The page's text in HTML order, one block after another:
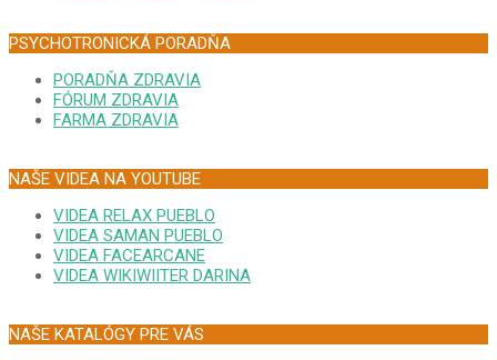
PSYCHOTRONICKÁ PORADŇA
PORADŇA ZDRAVIA
FÓRUM ZDRAVIA
FARMA ZDRAVIA
NAŠE VIDEA NA YOUTUBE
VIDEA RELAX PUEBLO
VIDEA SAMAN PUEBLO
VIDEA FACEARCANE
VIDEA WIKIWIITER DARINA
NAŠE KATALÓGY PRE VÁS